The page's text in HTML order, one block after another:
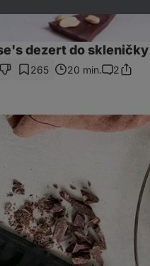
dezert do skleničky
265 20 min.
Komentáře
2Sdílet